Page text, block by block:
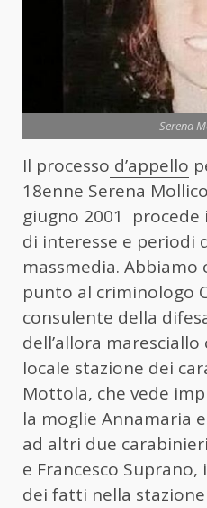
Serena
Il processo d’appello
18enne Serena
giugno 2001
di interesse e periodi
massmedia.
punto al criminologo
consulente della
dell’allora
locale stazione dei
Mottola, che vede
la moglie Annamaria
ad altri due
e Francesco Suprano,
dei fatti nella stazione